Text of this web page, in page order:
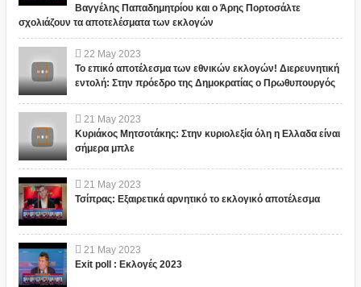
Βαγγέλης Παπαδημητρίου και ο Άρης Πορτοσάλτε
σχολιάζουν τα αποτελέσματα των εκλογών
22 May 2023
Το επικό αποτέλεσμα των εθνικών εκλογών! Διερευνητική
εντολή: Στην πρόεδρο της Δημοκρατίας ο Πρωθυπουργός
21 May 2023
Κυριάκος Μητσοτάκης: Στην κυριολεξία όλη η Ελλαδα είναι
σήμερα μπλε
21 May 2023
Τσίπρας: Εξαιρετικά αρνητικό το εκλογικό αποτέλεσμα
21 May 2023
Exit poll : Εκλογές 2023